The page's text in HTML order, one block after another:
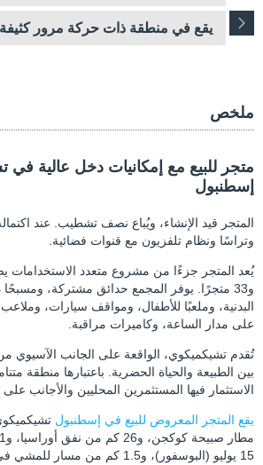
يقع في منطقة ذات حركة مرور كثيفة
ملخص
متجر للبيع مع إمكانيات دخل عالية في
إسطنبول
المتجر قيد الإنشاء، ويُباع نصف تشطيب. عند
وتراسًا ونظام تلفزيون مع قنوات فضائية.
و33 متجرًا. يوفر المجمع حدائق مشتركة، ومسبحًا
البدنية، وملعبًا للأطفال، ومواقف سيارات،
على مدار الساعة، وكاميرات مراقبة.
تُقدم تشيكميكوي، الواقعة على الجانب الآسيوي من
بين الطبيعة والحياة الحضرية. باعتبارها منطقة
الاستثمار فيها المستثمرين المحليين والأجانب
يقع المتجر المعروض للبيع في إسطنبول
15 يوليو (البوسفور)، و1.5 كم من